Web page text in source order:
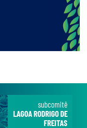
subcomitê
LAGOA RODRIGO DE
FREITAS